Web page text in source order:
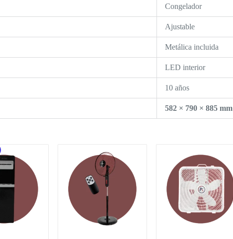
Congelador
Ajustable
Metálica incluida
LED interior
10 años
582 × 790 × 885 mm